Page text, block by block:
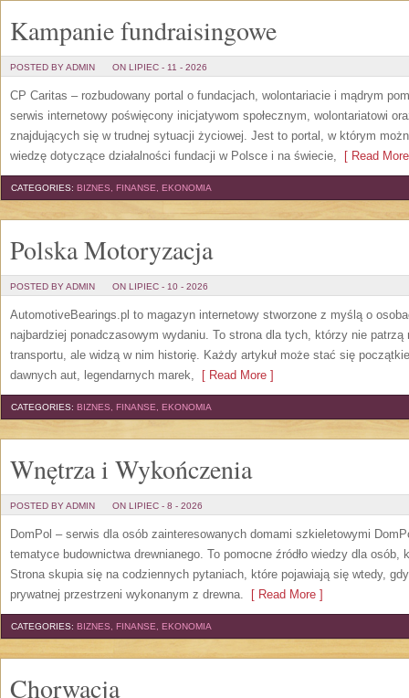
Kampanie fundraisingowe
POSTED BY ADMIN ON LIPIEC - 11 - 2026
CP Caritas – rozbudowany portal o fundacjach, wolontariacie i mądrym
serwis internetowy poświęcony inicjatywom społecznym, wolontariatowi
znajdujących się w trudnej sytuacji życiowej. Jest to portal, w którym
wiedzę dotyczące działalności fundacji w Polsce i na świecie, [ Read
CATEGORIES: BIZNES, FINANSE, EKONOMIA
Polska Motoryzacja
POSTED BY ADMIN ON LIPIEC - 10 - 2026
AutomotiveBearings.pl to magazyn internetowy stworzone z myślą o
najbardziej ponadczasowym wydaniu. To strona dla tych, którzy nie patrzą
transportu, ale widzą w nim historię. Każdy artykuł może stać się
dawnych aut, legendarnych marek, [ Read More ]
CATEGORIES: BIZNES, FINANSE, EKONOMIA
Wnętrza i Wykończenia
POSTED BY ADMIN ON LIPIEC - 8 - 2026
DomPol – serwis dla osób zainteresowanych domami szkieletowymi
tematyce budownictwa drewnianego. To pomocne źródło wiedzy dla
Strona skupia się na codziennych pytaniach, które pojawiają się wtedy,
prywatnej przestrzeni wykonanym z drewna. [ Read More ]
CATEGORIES: BIZNES, FINANSE, EKONOMIA
Chorwacja